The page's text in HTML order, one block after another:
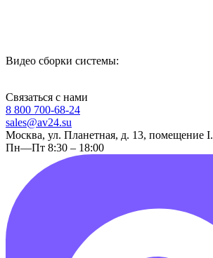
Видео сборки системы:
Связаться с нами
8 800 700-68-24
sales@av24.su
Москва, ул. Планетная, д. 13, помещение I.
Пн—Пт 8:30 – 18:00